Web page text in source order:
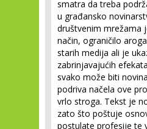
smatra da treba
u građansko
društvenim mrežama
način, ograničilo
starih medija ali je
zabrinjavajućih
svako može biti
podriva načela ove
vrlo stroga. Tekst je
zato što poštuje
postulate profesije te